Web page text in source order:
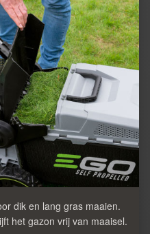
dik en lang gras maaien.
het gazon vrij van maaisel.